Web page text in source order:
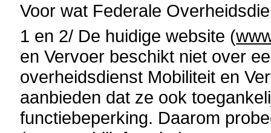
Voor wat Federale
1 en 2/ De huidige website (
en Vervoer beschikt niet over
overheidsdienst Mobiliteit en
aanbieden dat ze ook
functiebeperking. Daarom